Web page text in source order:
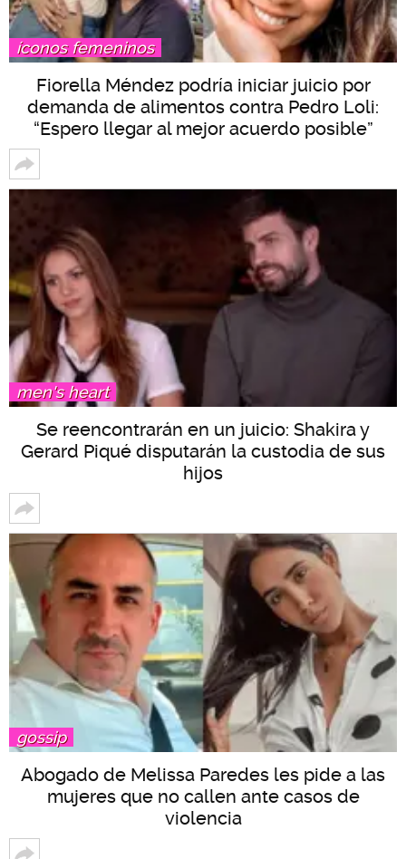
íconos femeninos
Fiorella Méndez podría iniciar juicio por
demanda de alimentos contra Pedro Loli:
“Espero llegar al mejor acuerdo posible”
men's heart
Se reencontrarán en un juicio: Shakira y
Gerard Piqué disputarán la custodia de sus
hijos
gossip
Abogado de Melissa Paredes les pide a las
mujeres que no callen ante casos de
violencia